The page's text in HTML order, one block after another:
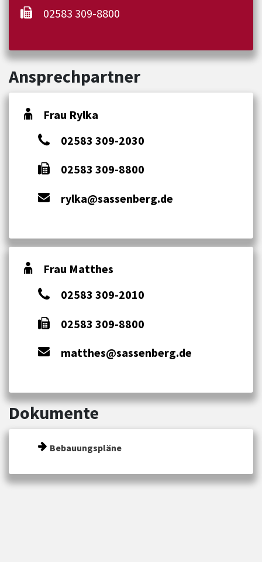
02583 309-8800
Ansprechpartner
Frau Rylka
02583 309-2030
02583 309-8800
rylka@sassenberg.de
Frau Matthes
02583 309-2010
02583 309-8800
matthes@sassenberg.de
Dokumente
Bebauungspläne